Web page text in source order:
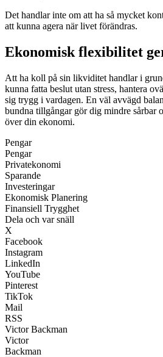
Det handlar inte om att ha så mycket
att kunna agera när livet förändras.
Ekonomisk flexibilitet
Att ha koll på sin likviditet handlar i
kunna fatta beslut utan stress, hantera
sig trygg i vardagen. En väl avvägd
bundna tillgångar gör dig mindre sårbar
över din ekonomi.
Pengar
Pengar
Privatekonomi
Sparande
Investeringar
Ekonomisk Planering
Finansiell Trygghet
Dela och var snäll
X
Facebook
Instagram
LinkedIn
YouTube
Pinterest
TikTok
Mail
RSS
Victor Backman
Victor
Backman